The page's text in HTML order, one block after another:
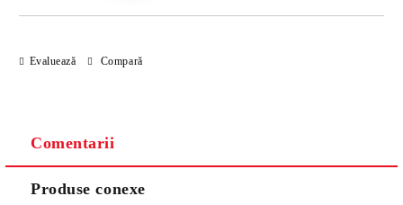
Evaluează Compară
Comentarii
Produse conexe